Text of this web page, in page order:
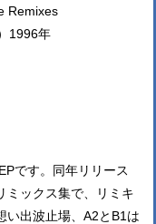
Remixes
1996年
です。同年リリース
ミックス集で、リミキ
い出波止場、A2とB1は